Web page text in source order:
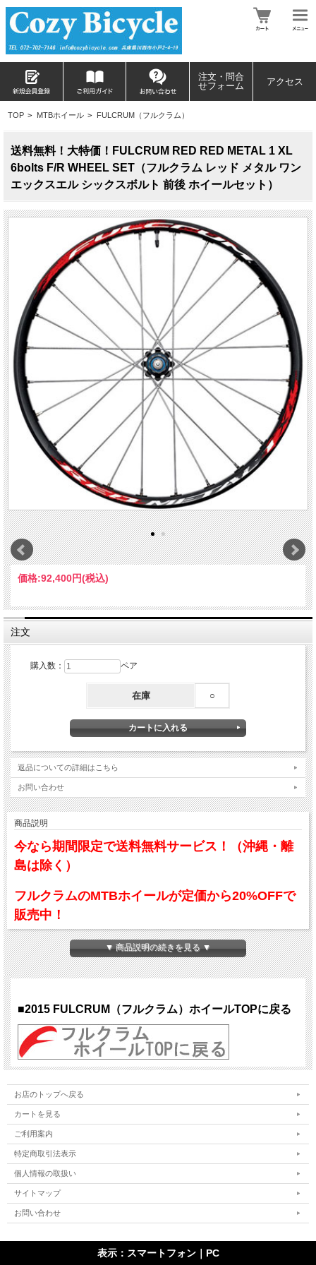
注文・問合
せフォーム
アクセス
TOP > MTBホイール > FULCRUM（フルクラム）
送料無料！大特価！FULCRUM RED RED METAL 1 XL
6bolts F/R WHEEL SET（フルクラム レッド メタル ワン
エックスエル シックスボルト 前後 ホイールセット）
価格:92,400円(税込)
注文
購入数： ペア
在庫 ○
返品についての詳細はこちら
お問い合わせ
商品説明
今なら期間限定で送料無料サービス！（沖縄・離
島は除く）
フルクラムのMTBホイールが定価から20%OFFで
販売中！
XC・ALL MOUNTAIN向きの26インチサイズのチューブレスタイヤ対応ホイールで
す。
ホイールサイズ：26インチ
対応タイヤ：チューブレス、チューブド
ハブ：フロント/24H、リア/24H 重量：1650g
対応カセット：シマノ、SRAM
カラー：ブラック
▼ 商品説明の続きを見る ▼
■2015 FULCRUM（フルクラム）ホイールTOPに戻る
お店のトップへ戻る
カートを見る
ご利用案内
特定商取引法表示
個人情報の取扱い
サイトマップ
お問い合わせ
表示：スマートフォン｜ PC